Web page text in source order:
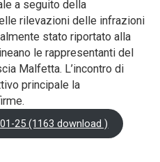
a seguito della
rilevazioni delle infrazioni
stato riportato alla
le rappresentanti del
Malfetta. L’incontro di
principale la
25 (1163 download )